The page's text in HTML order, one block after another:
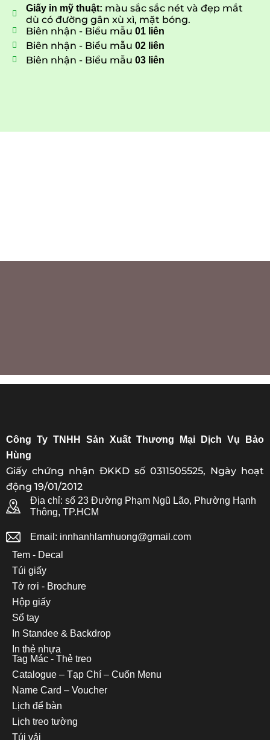
Giấy in mỹ thuật: màu sắc sắc nét và đẹp mắt
dù có đường gân xù xì, mặt bóng.
Biên nhận - Biểu mẫu 01 liên
Biên nhận - Biểu mẫu 02 liên
Biên nhận - Biểu mẫu 03 liên
Công Ty TNHH Sản Xuất Thương Mại Dịch Vụ Bảo
Hùng
Giấy chứng nhận ĐKKD số 0311505525, Ngày hoạt
động 19/01/2012
Địa chỉ: số 23 Đường Phạm Ngũ Lão, Phường Hạnh
Thông, TP.HCM
Email: innhanhlamhuong@gmail.com
Tem - Decal
Túi giấy
Tờ rơi - Brochure
Hộp giấy
Sổ tay
In Standee & Backdrop
In thẻ nhựa
Tag Mác - Thẻ treo
Catalogue – Tạp Chí – Cuốn Menu
Name Card – Voucher
Lịch để bàn
Lịch treo tường
Túi vải